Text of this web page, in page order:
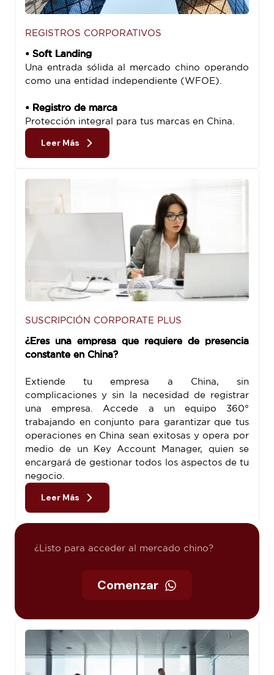
REGISTROS CORPORATIVOS
• Soft Landing
Una entrada sólida al mercado chino operando
como una entidad independiente (WFOE).
• Registro de marca
Protección integral para tus marcas en China.
Leer Más
SUSCRIPCIÓN CORPORATE PLUS
¿Eres una empresa que requiere de presencia
constante en China?
Extiende tu empresa a China, sin
complicaciones y sin la necesidad de registrar
una empresa. Accede a un equipo 360°
trabajando en conjunto para garantizar que tus
operaciones en China sean exitosas y opera por
medio de un Key Account Manager, quien se
encargará de gestionar todos los aspectos de tu
negocio.
Leer Más
¿Listo para acceder al mercado chino?
Comenzar